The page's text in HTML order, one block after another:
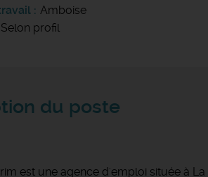
Amboise
Selon profil
du poste
est une agence d'emploi située à